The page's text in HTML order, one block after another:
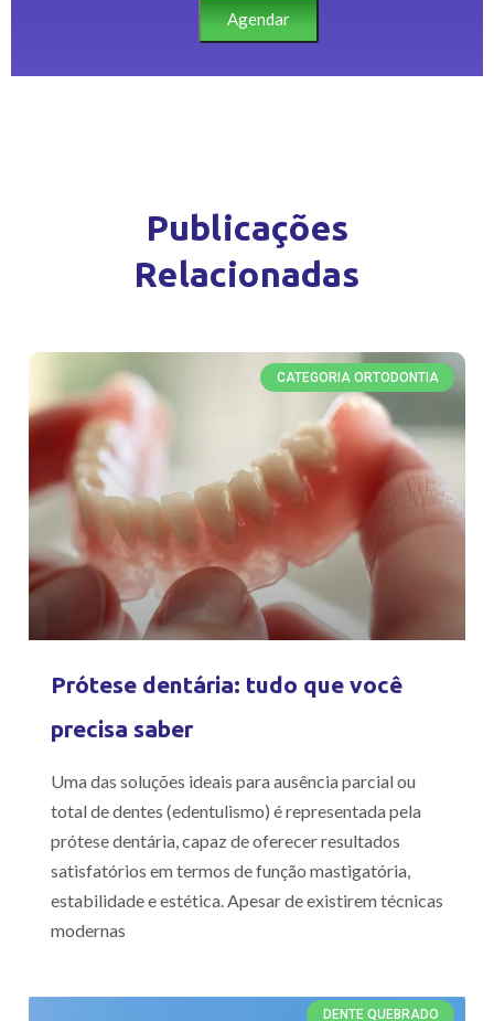
Agendar
Publicações
Relacionadas
CATEGORIA ORTODONTIA
Prótese dentária: tudo que você
precisa saber
Uma das soluções ideais para ausência parcial ou
total de dentes (edentulismo) é representada pela
prótese dentária, capaz de oferecer resultados
satisfatórios em termos de função mastigatória,
estabilidade e estética. Apesar de existirem técnicas
modernas
DENTE QUEBRADO